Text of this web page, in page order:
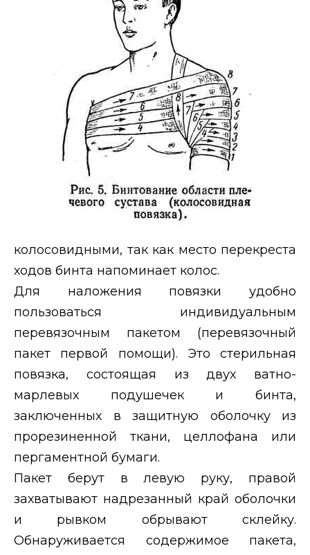
колосовидными, так как место перекреста
ходов бинта напоминает колос.
Для наложения повязки удобно
пользоваться индивидуальным
перевязочным пакетом (перевязочный
пакет первой помощи). Это стерильная
повязка, состоящая из двух ватно-
марлевых подушечек и бинта,
заключенных в защитную оболочку из
прорезиненной ткани, целлофана или
пергаментной бумаги.
Пакет берут в левую руку, правой
захватывают надрезанный край оболочки
и рывком обрывают склейку.
Обнаруживается содержимое пакета,